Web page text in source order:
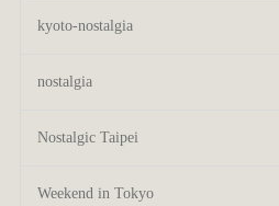
kyoto-nostalgia
nostalgia
Nostalgic Taipei
Weekend in Tokyo